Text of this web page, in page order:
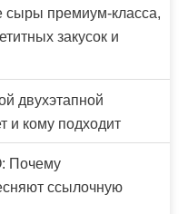
сыры премиум-класса,
закусок и
двухэтапной
и кому подходит
Почему
ссылочную